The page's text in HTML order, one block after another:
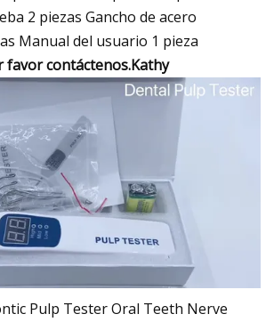
2 piezas Gancho de acero
Manual del usuario 1 pieza
favor contáctenos.Kathy